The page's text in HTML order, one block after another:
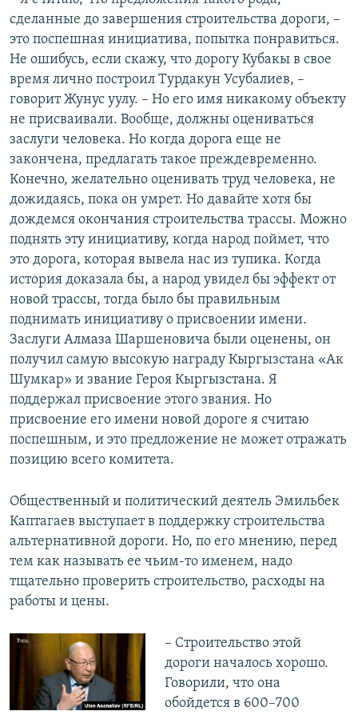
сделанные до завершения строительства дороги, –
это поспешная инициатива, попытка понравиться.
Не ошибусь, если скажу, что дорогу Кубакы в свое
время лично построил Турдакун Усубалиев, –
говорит Жунус уулу. – Но его имя никакому объекту
не присваивали. Вообще, должны оцениваться
заслуги человека. Но когда дорога еще не
закончена, предлагать такое преждевременно.
Конечно, желательно оценивать труд человека, не
дожидаясь, пока он умрет. Но давайте хотя бы
дождемся окончания строительства трассы. Можно
поднять эту инициативу, когда народ поймет, что
это дорога, которая вывела нас из тупика. Когда
история доказала бы, а народ увидел бы эффект от
новой трассы, тогда было бы правильным
поднимать инициативу о присвоении имени.
Заслуги Алмаза Шаршеновича были оценены, он
получил самую высокую награду Кыргызстана «Ак
Шумкар» и звание Героя Кыргызстана. Я
поддержал присвоение этого звания. Но
присвоение его имени новой дороге я считаю
поспешным, и это предложение не может отражать
позицию всего комитета.
Общественный и политический деятель Эмильбек
Каптагаев выступает в поддержку строительства
альтернативной дороги. Но, по его мнению, перед
тем как называть ее чьим-то именем, надо
тщательно проверить строительство, расходы на
работы и цены.
​– Строительство этой
дороги началось хорошо.
Говорили, что она
обойдется в 600–700